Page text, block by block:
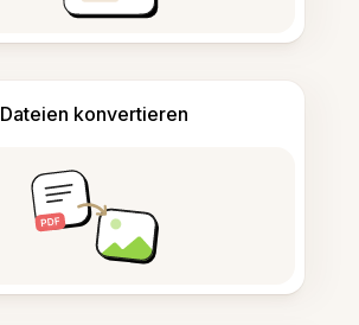
Dateien konvertieren